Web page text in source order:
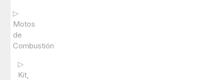
▷
Motos
de
Combustión
▷
Kit,